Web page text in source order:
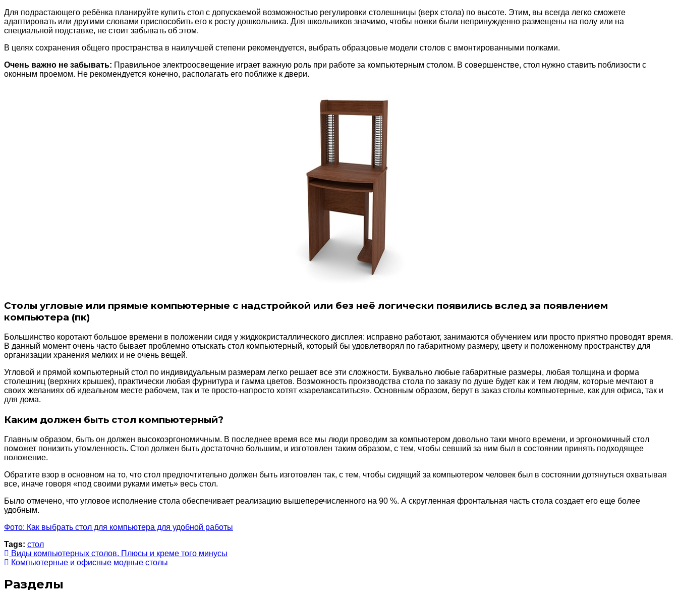
Для подрастающего ребёнка планируйте купить стол с допускаемой возможностью регулировки столешницы (верх стола) по высоте. Этим, вы всегда легко сможете
адаптировать или другими словами приспособить его к росту дошкольника. Для школьников значимо, чтобы ножки были непринужденно размещены на полу или на
специальной подставке, не стоит забывать об этом.
В целях сохранения общего пространства в наилучшей степени рекомендуется, выбрать образцовые модели столов с вмонтированными полками.
Очень важно не забывать: Правильное электроосвещение играет важную роль при работе за компьютерным столом. В совершенстве, стол нужно ставить поблизости с
оконным проемом. Не рекомендуется конечно, располагать его поближе к двери.
Столы угловые или прямые компьютерные с надстройкой или без неё логически появились вслед за появлением
компьютера (пк)
Большинство коротают большое времени в положении сидя у жидкокристаллического дисплея: исправно работают, занимаются обучением или просто приятно проводят время.
В данный момент очень часто бывает проблемно отыскать стол компьютерный, который бы удовлетворял по габаритному размеру, цвету и положенному пространству для
организации хранения мелких и не очень вещей.
Угловой и прямой компьютерный стол по индивидуальным размерам легко решает все эти сложности. Буквально любые габаритные размеры, любая толщина и форма
столешниц (верхних крышек), практически любая фурнитура и гамма цветов. Возможность производства стола по заказу по душе будет как и тем людям, которые мечтают в
своих желаниях об идеальном месте рабочем, так и те просто-напросто хотят «зарелаксатиться». Основным образом, берут в заказ столы компьютерные, как для офиса, так и
для дома.
Каким должен быть стол компьютерный?
Главным образом, быть он должен высокоэргономичным. В последнее время все мы люди проводим за компьютером довольно таки много времени, и эргономичный стол
поможет понизить утомленность. Стол должен быть достаточно большим, и изготовлен таким образом, с тем, чтобы севший за ним был в состоянии принять подходящее
положение.
Обратите взор в основном на то, что стол предпочтительно должен быть изготовлен так, с тем, чтобы сидящий за компьютером человек был в состоянии дотянуться охватывая
все, иначе говоря «под своими руками иметь» весь стол.
Было отмечено, что угловое исполнение стола обеспечивает реализацию вышеперечисленного на 90 %. А скругленная фронтальная часть стола создает его еще более
удобным.
Фото: Как выбрать стол для компьютера для удобной работы
Tags: стол
Виды компьютерных столов. Плюсы и креме того минусы
Компьютерные и офисные модные столы
Разделы